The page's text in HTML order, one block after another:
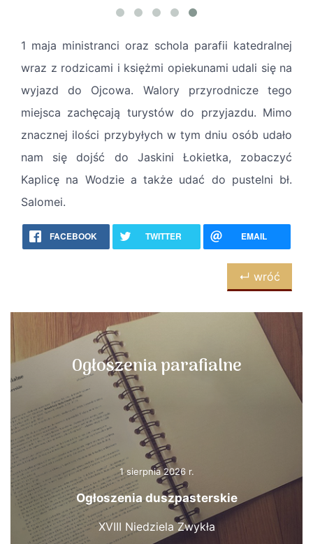
1 maja ministranci oraz schola parafii katedralnej
wraz z rodzicami i księżmi opiekunami udali się na
wyjazd do Ojcowa. Walory przyrodnicze tego
miejsca zachęcają turystów do przyjazdu. Mimo
znacznej ilości przybyłych w tym dniu osób udało
nam się dojść do Jaskini Łokietka, zobaczyć
Kaplicę na Wodzie a także udać do pustelni bł.
Salomei.
FACEBOOK TWITTER EMAIL
↵ wróć
Ogłoszenia parafialne
1 sierpnia 2026 r.
Ogłoszenia duszpasterskie
XVIII Niedziela Zwykła